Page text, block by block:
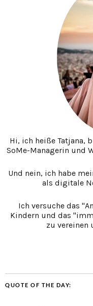
Hi, ich heiße Tatjana,
SoMe-Managerin und
Und nein, ich habe
als digitale
Ich versuche das
Kindern und das
zu
QUOTE OF THE DAY: